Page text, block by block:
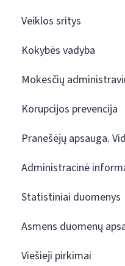
Veiklos sritys
Kokybės vadyba
Mokesčių
Korupcijos prevencija
Pranešėjų apsauga.
Administracinė
Statistiniai duomenys
Asmens duomenų
Viešieji pirkimai